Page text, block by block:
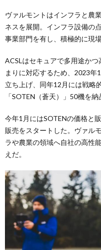
ヴァルモントはインフラと農
ネスを展開。インフラ設備の
事業部門を有し、積極的に現
ACSLはセキュアで多用途か
まりに対応するため、2023年
立ち上げ、同年12月には戦略
「SOTEN（蒼天）」50機を納
今年1月にはSOTENの価格と
販売をスタートした。ヴァル
ラや農業の領域へ自社の高性
えだ。